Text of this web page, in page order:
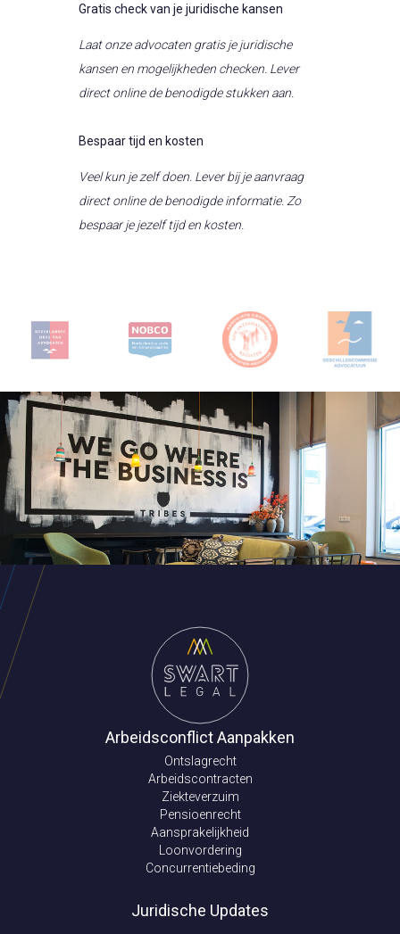
Gratis check van je juridische kansen
Laat onze advocaten gratis je juridische
kansen en mogelijkheden checken. Lever
direct online de benodigde stukken aan.
Bespaar tijd en kosten
Veel kun je zelf doen. Lever bij je aanvraag
direct online de benodigde informatie. Zo
bespaar je jezelf tijd en kosten.
Arbeidsconflict Aanpakken
Ontslagrecht
Arbeidscontracten
Ziekteverzuim
Pensioenrecht
Aansprakelijkheid
Loonvordering
Concurrentiebeding
Juridische Updates